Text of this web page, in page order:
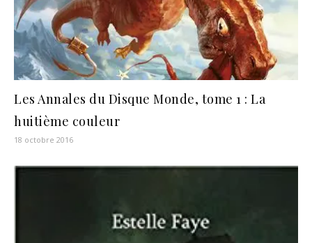
Les Annales du Disque Monde, tome 1 : La
huitième couleur
18 octobre 2016